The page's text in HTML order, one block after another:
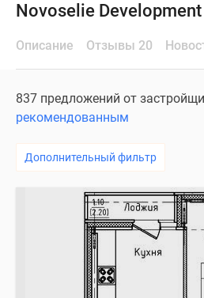
Novoselie Development
Описание Отзывы 20
837 предложений от
рекомендованным
Дополнительный фильтр